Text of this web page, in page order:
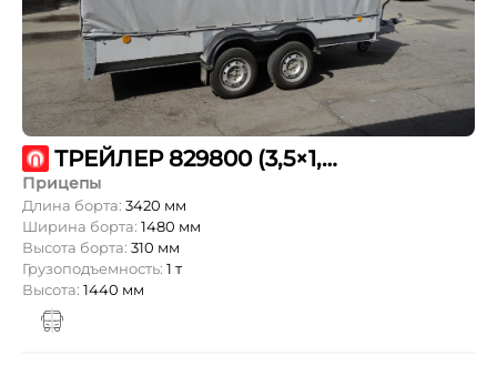
ТРЕЙЛЕР 829800 (3,5×1,5/R13+-/рес)
Прицепы
Длина борта: 3420 мм
Ширина борта: 1480 мм
Высота борта: 310 мм
Грузоподъемность: 1 т
Высота: 1440 мм